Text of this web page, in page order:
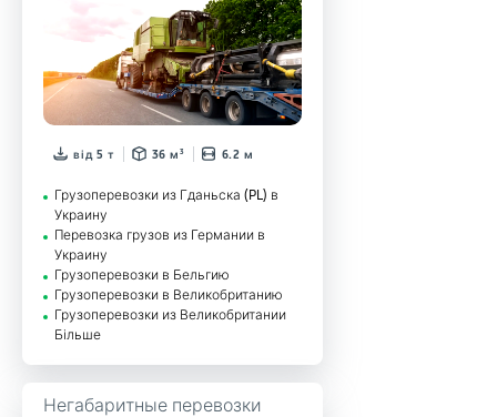
від 5 т 36 м³ 6.2 м
Грузоперевозки из Гданьска (PL) в
Украину
Перевозка грузов из Германии в
Украину
Грузоперевозки в Бельгию
Грузоперевозки в Великобританию
Грузоперевозки из Великобритании
Більше
Негабаритные перевозки